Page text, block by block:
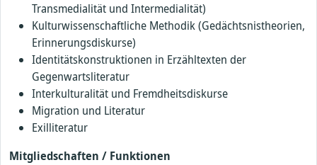
Transmedialität und Intermedialität)
Kulturwissenschaftliche Methodik (Gedächtsnistheorien,
Erinnerungsdiskurse)
Identitätskonstruktionen in Erzähltexten der
Gegenwartsliteratur
Interkulturalität und Fremdheitsdiskurse
Migration und Literatur
Exilliteratur
Mitgliedschaften / Funktionen